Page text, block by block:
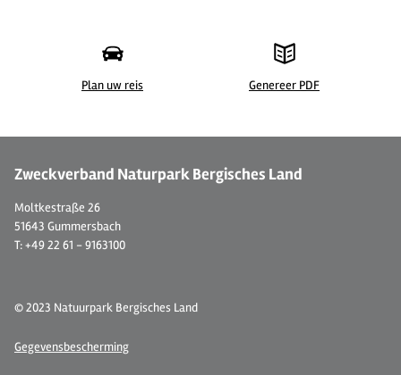
Plan uw reis Genereer PDF
Zweckverband Naturpark Bergisches Land
Moltkestraße 26
51643 Gummersbach
T: +49 22 61 - 9163100
© 2023 Natuurpark Bergisches Land
Gegevensbescherming